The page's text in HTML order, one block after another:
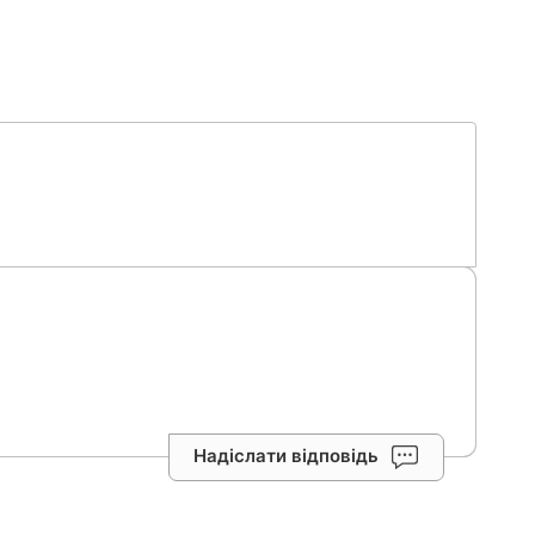
Надіслати відповідь